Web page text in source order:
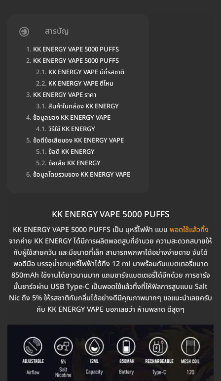
สารบัญ
KK ENERGY VAPE 5000 PUFFS
KK ENERGY VAPE 5000 PUFFS
KK ENERGY VAPE มีกี่รสชาติ
KK ENERGY VAPE ดีไหม
KK ENERGY VAPE ราคา
สินค้าในกล่อง KK ENERGY
ข้อมูลของ KK ENERGY VAPE
วิธีใช้ KK ENERGY
ข้อดีข้อเสียของ KK ENERGY VAPE
ข้อดี KK ENERGY
ข้อเสีย KK ENERGY
ข้อมูลโดยรวมของ KK ENERGY VAPE
KK ENERGY VAPE 5000 PUFFS
KK ENERGY VAPE 5000 PUFFS เป็น บุหรี่ไฟฟ้า แบบ พอตใช้แล้วทิ้ง
จากค่าย KK ENERGY ได้มีการผลิตพอตสูบที่อำนวย ความสะดวกสบายให้
กับผู้ใช้สายควัน และมีขนาดที่เล็ก สามารถพกพาได้อย่างง่ายดาย จับได้
พอดีมือ บรรจุน้ำยาบุหรี่ไฟฟ้าได้ถึง 12 ml มาพร้อมกับแบตเตอรี่ขนาด
850mAh ใช้งานได้ยาวนานมาก แถมชาร์จแบตเตอรี่ได้อีกด้วย การชาร์จ
นั้นชาร์จผ่าน USB Type-C เป็นพอตใช้แล้วทิ้งที่ให้ฟิลการสูบแบบ Salt
Nic ถึง 5% ให้รสชาติกับกลิ่นได้อย่างดีมีคุณภาพมากๆ ขอแนะนำเลยครับ
กับ KK ENERGY VAPE บอกเลยว่า ห้ามพลาด ดีสุดๆ